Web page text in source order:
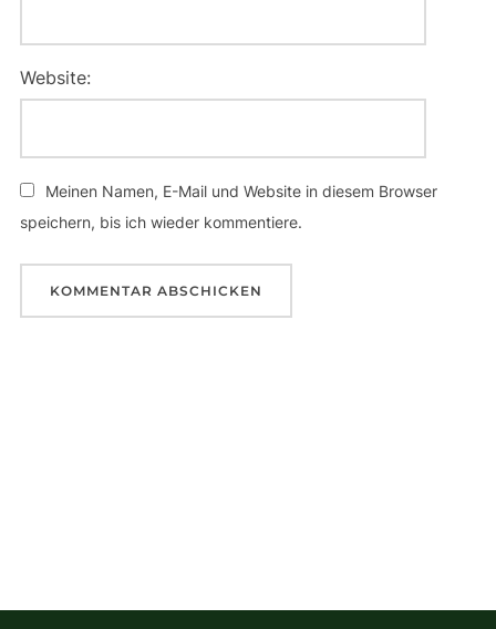
Website:
Meinen Namen, E-Mail und Website in diesem Browser
speichern, bis ich wieder kommentiere.